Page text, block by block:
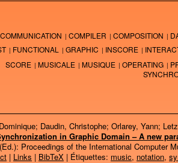
COMMUNICATION COMPILER COMPOSITION
FUNCTIONAL GRAPHIC INSCORE
SCORE
MUSICALE MUSIQUE OPERATING
Daudin, Christophe; Orlarey, Yann;
in Graphic Domain – A new
Proceedings of the International Computer
| Links | BibTeX | Étiquettes: music, notation,